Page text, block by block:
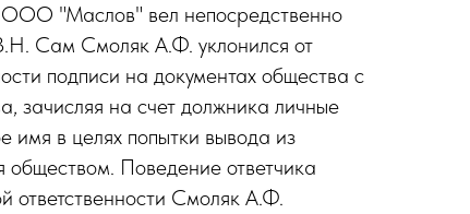
ООО "Маслов" вел непосредственно
Сам Смоляк А.Ф. уклонился от
подписи на документах общества с
зачисляя на счет должника личные
в целях попытки вывода из
обществом. Поведение ответчика
ответственности Смоляк А.Ф.